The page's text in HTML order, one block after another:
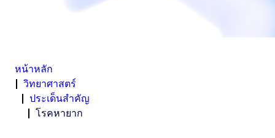
หน้าหลัก
วิทยาศาสตร์
ประเด็นสำคัญ
โรคหายาก